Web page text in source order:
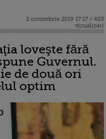
2 octombrie 2019 17:17 / 403
vizualizari
loveşte fără
Guvernul.
de două ori
optim